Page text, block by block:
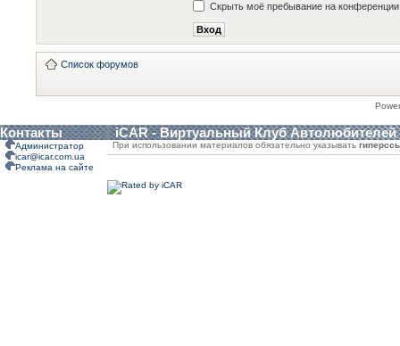
Скрыть моё пребывание на конференции
Список форумов
Контакты iCAR - Виртуальный Клуб Автолюбителей
Администратор
icar@icar.com.ua
Реклама на сайте
При использовании материалов обязательно указывать